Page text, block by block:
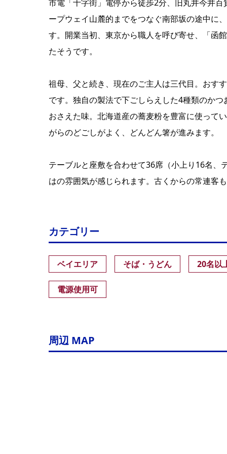
市電「十字街」電停から徒歩2分、旧丸井今井
ープウェイ山麓的までをつなぐ南部坂の途中に
す。開業当初、東京から職人を呼び寄せ、「函
たそうです。
祖母、父と続き、現在のご主人は三代目。おす
です。独自の製法で下ごしらえした4種類のか
おさえた味。北海道産の蕎麦粉を豊富に使って
がらのどごしがよく、どんどん箸が進みます。
テーブルと座敷を合わせて36席（小上り16名
はの雰囲気が感じられます。古くからの常連客
カテゴリー
ベイエリア そば・うどん 20名以
電源使用可
周辺 MAP